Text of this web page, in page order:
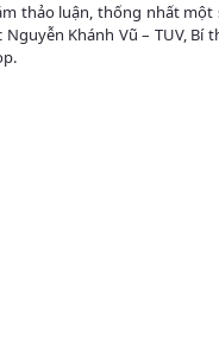
thảo luận, thống nhất một
Khánh Vũ – TUV, Bí